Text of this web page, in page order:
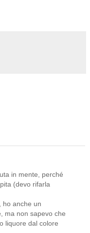
in mente, perché
(devo rifarla
ho anche un
ma non sapevo che
liquore dal colore